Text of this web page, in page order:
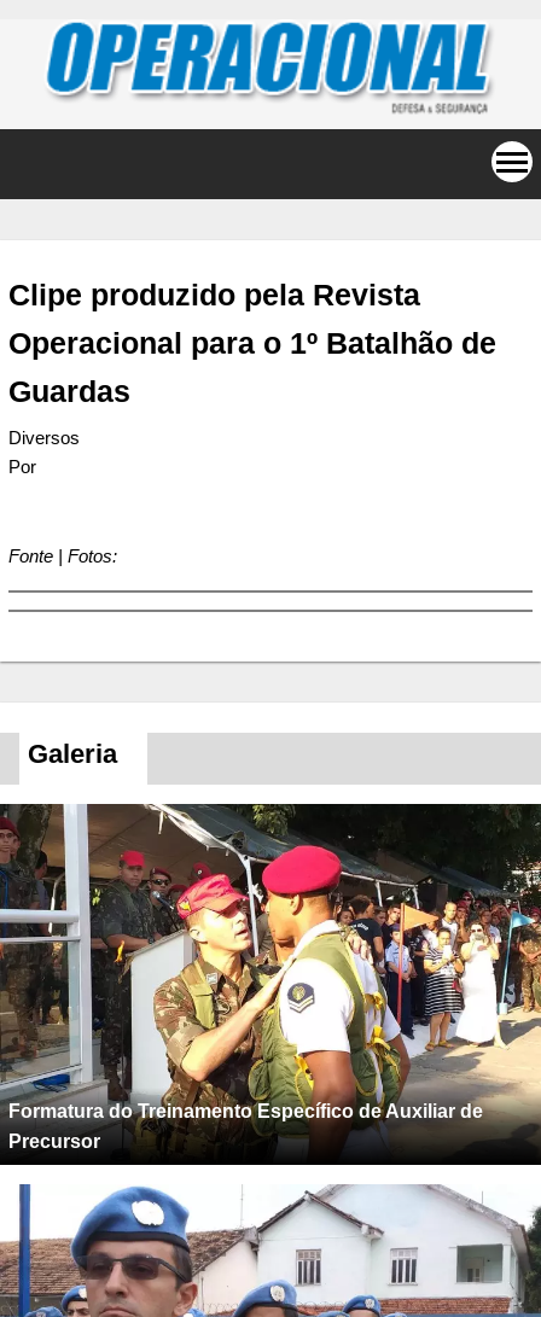
Clipe produzido pela Revista
Operacional para o 1º Batalhão de
Guardas
Diversos
Por
Fonte | Fotos:
Galeria
Formatura do Treinamento Específico de Auxiliar de
Precursor